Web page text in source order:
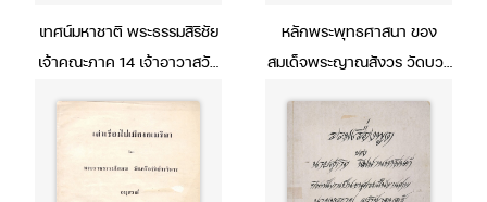
เทศน์มหาชาติ พระธรรมสิริชัย
เจ้าคณะภาค 14 เจ้าอาวาสวัด
พิมพ์เป็นอนุสรณ์ในงานทำบุญ
อายุครบ 6 รอบ ณ วัดพระ
ปฐมเจดีย์ราชวรมหาวิหาร
หลักพระพุทธศาสนา ของ
สมเด็จพระญาณสังวร วัดบวร
กาญจนบุรี จัดพิมพ์เป็นที่ระลึก
ในการสมโภชสุพรรณบัฏ
สมเด็จพระญาณสังวร (สุวฑฺฒ